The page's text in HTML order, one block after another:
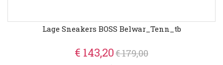
Lage Sneakers BOSS Belwar_Tenn_tb
€ 143,20€ 179,00